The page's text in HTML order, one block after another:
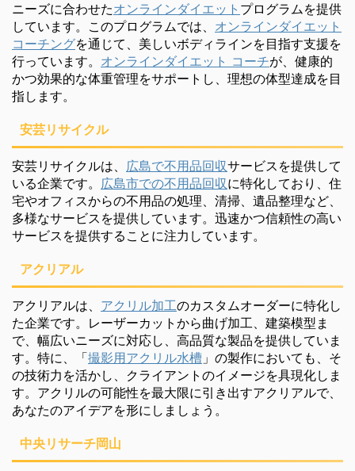
ニーズに合わせたオンラインダイエット プログラムを提供
しています。このプログラムでは、 オンラインダイエット
コーチングを通じて、美しいボディラインを目指す支援を
行っています。 オンラインダイエット コーチが、健康的
かつ効果的な体重管理をサポートし、理想の体型達成を目
指します。
安芸リサイクル
安芸リサイクルは、 広島で不用品回収サービスを提供して
いる企業です。 広島市での不用品回収に特化しており、住
宅やオフィスからの不用品の処理、清掃、遺品整理など、
多様なサービスを提供しています。迅速かつ信頼性の高い
サービスを提供することに注力しています。
アクリアル
アクリアルは、 アクリル加工のカスタムオーダーに特化し
た企業です。レーザーカットから曲げ加工、建築模型ま
で、幅広いニーズに対応し、高品質な製品を提供していま
す。特に、「撮影用アクリル水槽 」の製作においても、そ
の技術力を活かし、クライアントのイメージを具現化しま
す。アクリルの可能性を最大限に引き出すアクリアルで、
あなたのアイデアを形にしましょう。
中央リサーチ岡山